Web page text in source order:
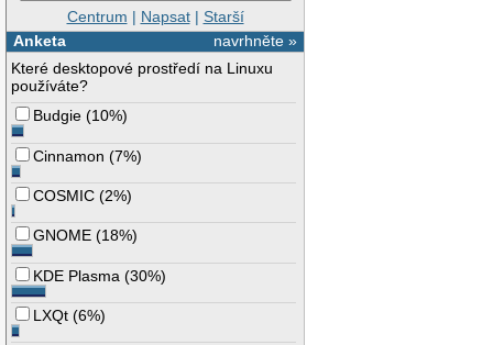
Centrum | Napsat| Starší
navrhněte »
Anketa
Které desktopové prostředí na Linuxu
používáte?
Budgie (10%)
Cinnamon (7%)
COSMIC (2%)
GNOME (18%)
KDE Plasma (30%)
LXQt (6%)